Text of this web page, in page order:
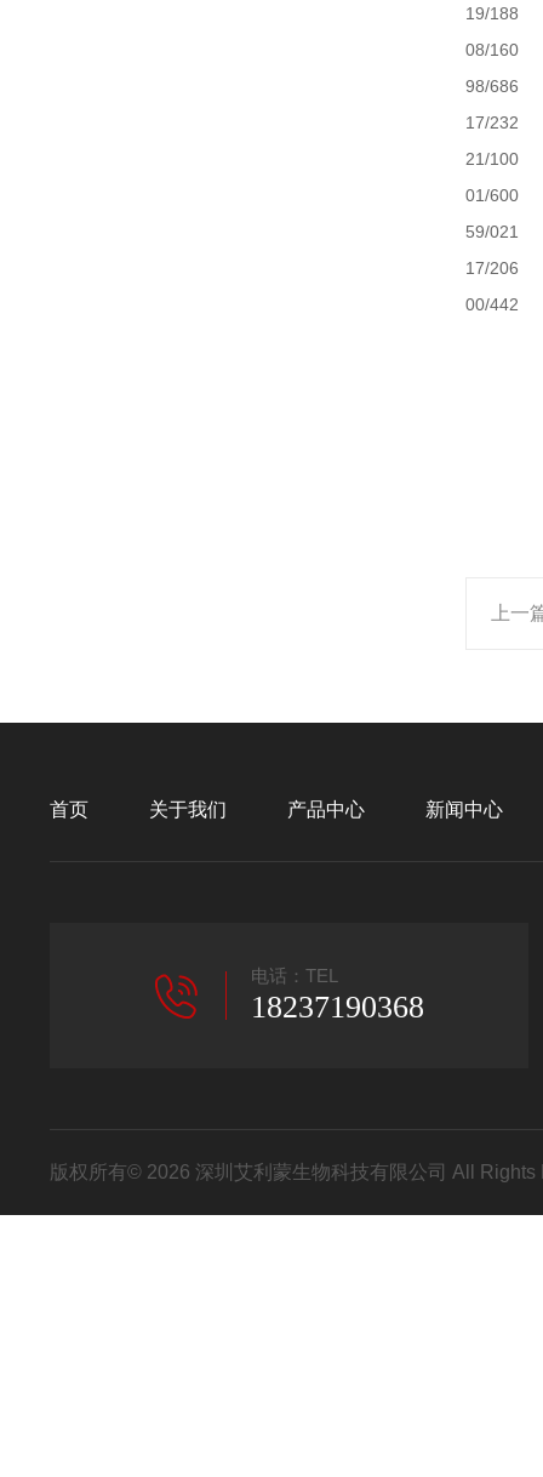
19/188
08/160
98/686
17/232
21/100
01/600
59/021
17/206
00/442
上一
首页 关于我们 产品中心 新闻中心
电话：TEL
18237190368
版权所有© 2026 深圳艾利蒙生物科技有限公司 All